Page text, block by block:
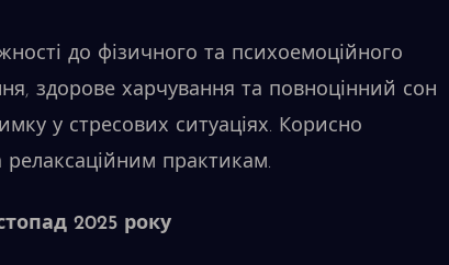
до фізичного та психоемоційного
здорове харчування та повноцінний сон
у стресових ситуаціях. Корисно
релаксаційним практикам.
2025 року